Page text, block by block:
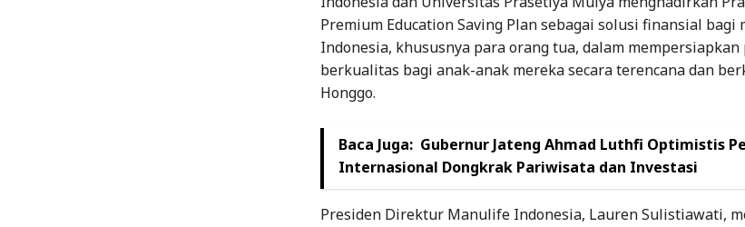
Premium Education Saving Plan sebagai solusi finansial bagi
Indonesia, khususnya para orang tua, dalam
berkualitas bagi anak-anak mereka secara terencana dan
Honggo.
Baca Juga: Gubernur Jateng Ahmad Luthfi Optimistis
Internasional Dongkrak Pariwisata dan Investasi
Presiden Direktur Manulife Indonesia, Lauren Sulistiawati,